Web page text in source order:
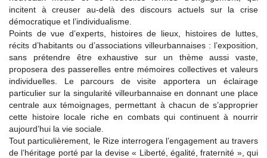
incitent à creuser au-delà des discours actuels sur la crise
démocratique et l’individualisme.
Points de vue d’experts, histoires de lieux, histoires de luttes,
récits d’habitants ou d’associations villeurbannaises : l’exposition,
sans prétendre être exhaustive sur un thème aussi vaste,
proposera des passerelles entre mémoires collectives et valeurs
individuelles. Le parcours de visite apportera un éclairage
particulier sur la singularité villeurbannaise en donnant une place
centrale aux témoignages, permettant à chacun de s’approprier
cette histoire locale riche en combats qui continuent à nourrir
aujourd’hui la vie sociale.
Tout particulièrement, le Rize interrogera l’engagement au travers
de l’héritage porté par la devise « Liberté, égalité, fraternité », qui